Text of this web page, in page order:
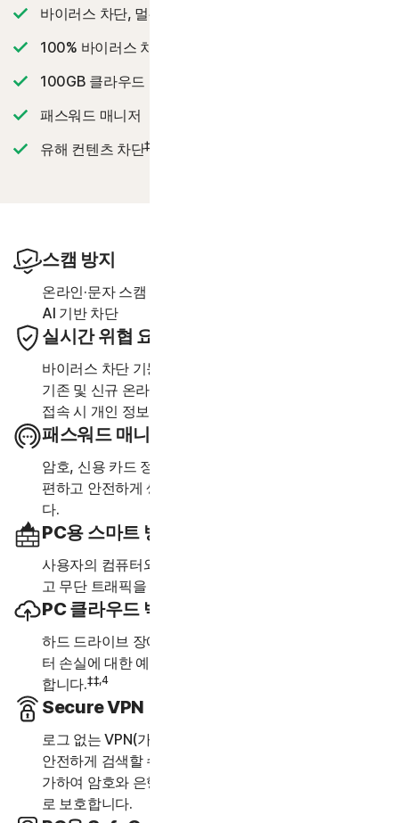
바이러스 차단, 멀웨어, 랜섬웨어 및 해킹으로부터 보호
100% 바이러스 차단 보증
100GB 클라우드 백업
패스워드 매니저
유해 컨텐츠 차단‡
스캠 방지
온라인·문자 스캠 또는 딥페이크
AI 기반 차단
실시간 위협 요소 차단
바이러스 차단 기능이 탑재된 고급 보안 기능은 장치를
기존 및 신규 온라인 위협 요소로부터 보호하며 온라인
접속 시 개인 정보와 금융 정보를 보호합니다.
패스워드 매니저
암호, 신용 카드 정보 및 기타 인증 정보를 온라인으로 간
편하고 안전하게 생성, 저장 및 관리할 수 있는 도구입니
다.
PC용 스마트 방화벽 또는 Mac용 방화벽
사용자의 컴퓨터와 다른 컴퓨터 간의 통신을 모니터링하
고 무단 트래픽을 차단합니다.
PC 클라우드 백업
하드 드라이브 장애, 장치 도난 및 랜섬웨어로 인한 데이
터 손실에 대한 예방 조치로 중요한 파일 및 문서를 저장
합니다.‡‡,4
Secure VPN
로그 없는 VPN(가상 사설망)을 사용하여 익명으로 보다
안전하게 검색할 수 있습니다. 은행 수준의 암호화를 추
가하여 암호와 은행 계좌 등의 정보를 안전하게 비공개
로 보호합니다.